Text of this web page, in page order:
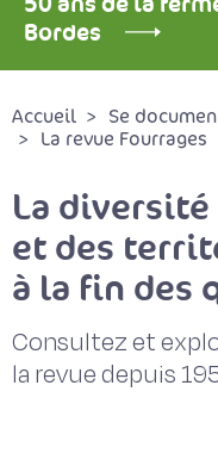
Bordes
Accueil
Se
La revue Fourrages
La
et des
à la fin des
Consultez et
la revue depuis